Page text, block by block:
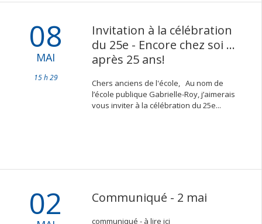
08
MAI
15 h 29
Invitation à la célébration
du 25e - Encore chez soi …
après 25 ans!
Chers anciens de l'école, Au nom de
l’école publique Gabrielle-Roy, j’aimerais
vous inviter à la célébration du 25e...
02 Communiqué - 2 mai
communiqué - à lire ici